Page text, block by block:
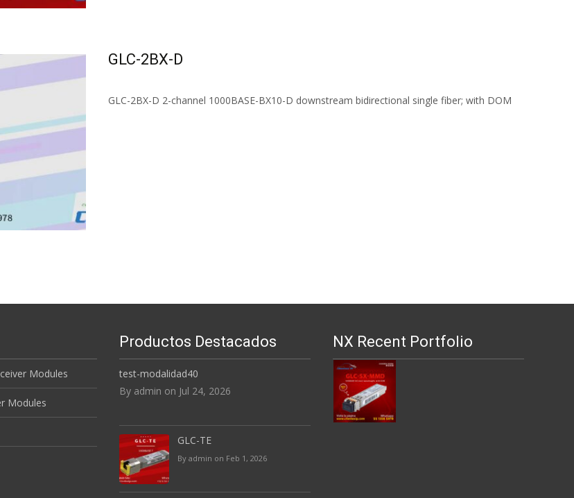
GLC-2BX-D
GLC-2BX-D 2-channel 1000BASE-BX10-D downstream bidirectional single fiber; with DOM
Modules
Modules
Productos Destacados
test-modalidad40
By admin on Jul 24, 2026
GLC-TE
By admin on Feb 1, 2026
NX Recent Portfolio